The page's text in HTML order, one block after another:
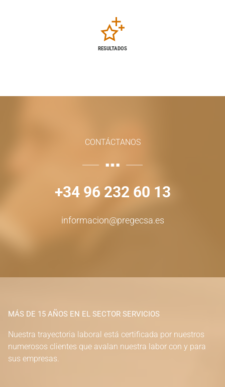
RESULTADOS
MÁS DE 15 AÑOS EN EL SECTOR SERVICIOS
Nuestra trayectoria laboral está certificada por nuestros
numerosos clientes que avalan nuestra labor con y para
sus empresas.
CONTÁCTANOS
+34 96 232 60 13
informacion@pregecsa.es